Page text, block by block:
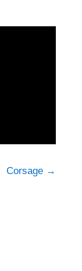
Corsage →